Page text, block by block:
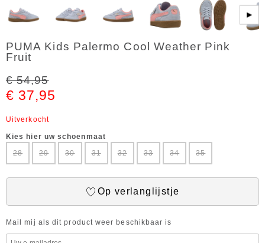
▶
PUMA Kids Palermo Cool Weather Pink
Fruit
€ 54,95
€ 37,95
Uitverkocht
Kies hier uw schoenmaat
28
29 30 31 32 33 34 35
Op verlanglijstje
Mail mij als dit product weer beschikbaar is